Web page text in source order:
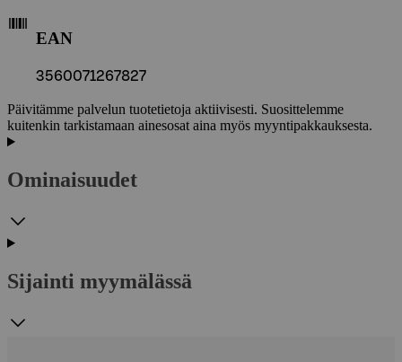
EAN
3560071267827
Päivitämme palvelun tuotetietoja aktiivisesti. Suosittelemme
kuitenkin tarkistamaan ainesosat aina myös myyntipakkauksesta.
Ominaisuudet
Sijainti myymälässä